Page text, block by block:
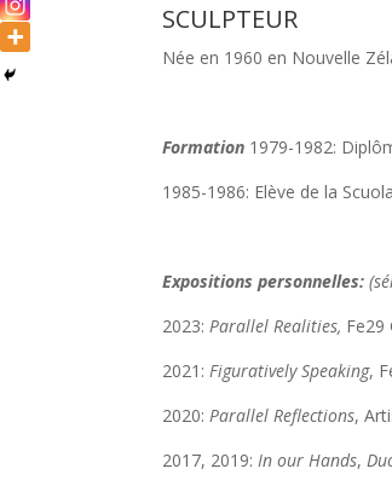
SCULPTEUR
Née en 1960 en Nouvelle
Formation 1979-1982:
1985-1986: Elève de la
Expositions personnelles:
2023: Parallel Realities, Fe29
2021: Figuratively Speaking,
2020: Parallel Reflections,
2017, 2019: In our Hands,